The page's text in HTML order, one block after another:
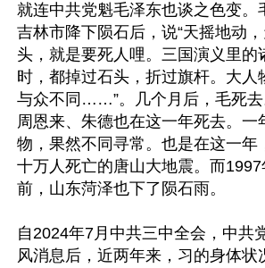
就连中共党魁毛泽东也谈之色变。
吉林市降下陨石后，说“天摇地动
头，就是要死人哩。三国演义里的
时，都掉过石头，折过旗杆。大人
与众不同……”。几个月后，毛死去
周恩来、朱德也在这一年死去。一
物，果然不同寻常。也是在这一年
十万人死亡的唐山大地震。而1997
前，山东菏泽也下了陨石雨。
自2024年7月中共三中全会，中共
风消息后，近两年来，习的身体状